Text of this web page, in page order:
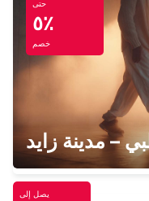
MINDEN
MINDEN - GERMANY
MUENSTER
MUENSTER -
حتى
٥٪
خصم
– مدينة زايد
يصل إلى